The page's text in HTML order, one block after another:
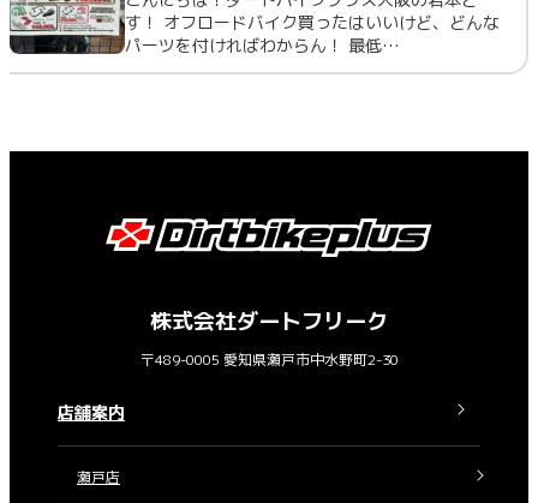
す！ オフロードバイク買ったはいいけど、どんな
パーツを付ければわからん！ 最低…
株式会社ダートフリーク
〒489-0005 愛知県瀬戸市中水野町2-30
店舗案内
瀬戸店